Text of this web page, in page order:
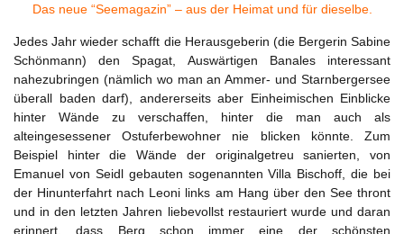
Das neue “Seemagazin” – aus der Heimat und für dieselbe.
Jedes Jahr wieder schafft die Herausgeberin (die Bergerin Sabine
Schönmann) den Spagat, Auswärtigen Banales interessant
nahezubringen (nämlich wo man an Ammer- und Starnbergersee
überall baden darf), andererseits aber Einheimischen Einblicke
hinter Wände zu verschaffen, hinter die man auch als
alteingesessener Ostuferbewohner nie blicken könnte. Zum
Beispiel hinter die Wände der originalgetreu sanierten, von
Emanuel von Seidl gebauten sogenannten Villa Bischoff, die bei
der Hinunterfahrt nach Leoni links am Hang über den See thront
und in den letzten Jahren liebevollst restauriert wurde und daran
erinnert, dass Berg schon immer eine der schönsten